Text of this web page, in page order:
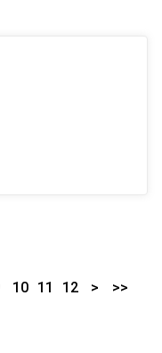
10 11 12 > >>